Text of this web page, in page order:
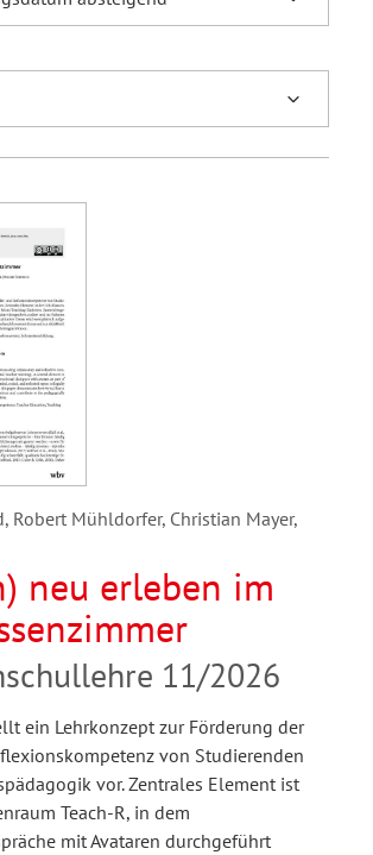
Robert Mühldorfer, Christian Mayer,
neu erleben im
11/2026
ein Lehrkonzept zur Förderung der
von Studierenden
vor. Zentrales Element ist
Teach-R, in dem
mit Avataren durchgeführt